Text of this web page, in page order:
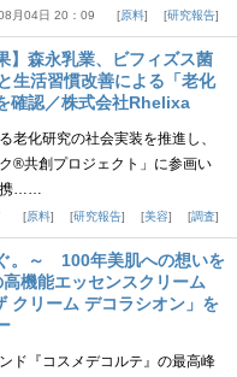
月04日 20：09 原料 研究報告
】森永乳業、ビフィズス菌
生活習慣改善による「老化
確認／株式会社Rhelixa
老化研究の社会実装を推進し、
®共創プロジェクト」に参画い
携……
原料 研究報告 美容 調査
。～ 100年美肌への想いを
機能エッセンスクリーム
クリーム デコラシオン」を
ド『コスメデコルテ』の最高峰